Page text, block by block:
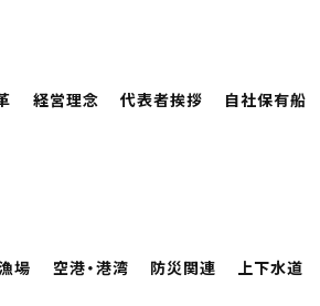
経営理念 代表者挨拶 自社保有船
場 空港・港湾 防災関連 上下水道